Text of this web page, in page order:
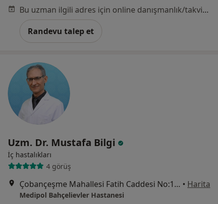
Bu uzman ilgili adres için online danışmanlık/takvim sunmuyor.
Randevu talep et
Uzm. Dr. Mustafa Bilgi
İç hastalıkları
4 görüş
Çobançeşme Mahallesi Fatih Caddesi No:1/8, Bahçelievler • Harita
Medipol Bahçelievler Hastanesi